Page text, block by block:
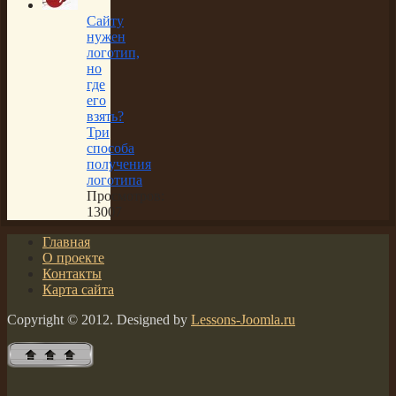
Сайту
нужен
логотип,
но
где
его
взять?
Три
способа
получения
логотипа
Просмотров:
13007
Главная
О проекте
Контакты
Карта сайта
Copyright © 2012. Designed by Lessons-Joomla.ru